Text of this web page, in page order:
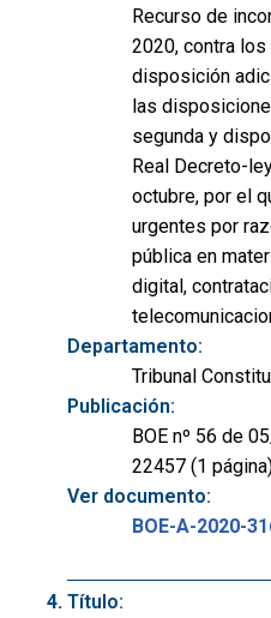
Recurso de
2020, contra los
disposición
las
segunda y
Real Decreto-
octubre, por el
urgentes por
pública en
digital,
Departamento:
Tribunal
Publicación:
BOE nº 56 de
22457 (1
Ver documento:
BOE-A-2020-
Título: